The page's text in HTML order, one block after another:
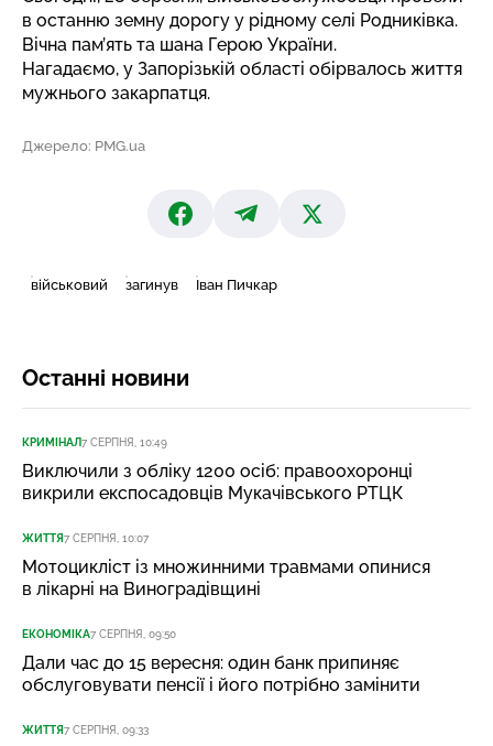
в останню земну дорогу у рідному селі Родниківка.
Вічна пам’ять та шана Герою України.
Нагадаємо, у Запорізькій області обірвалось життя
мужнього закарпатця.
Джерело: PMG.ua
військовий загинув Іван Пичкар
Останні новини
КРИМІНАЛ7 СЕРПНЯ, 10:49
Виключили з обліку 1200 осіб: правоохоронці
викрили експосадовців Мукачівського РТЦК
ЖИТТЯ7 СЕРПНЯ, 10:07
Мотоцикліст із множинними травмами опинися
в лікарні на Виноградівщині
ЕКОНОМІКА7 СЕРПНЯ, 09:50
Дали час до 15 вересня: один банк припиняє
обслуговувати пенсії і його потрібно замінити
ЖИТТЯ7 СЕРПНЯ, 09:33